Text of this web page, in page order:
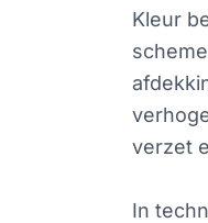
Kleur
verzet
In